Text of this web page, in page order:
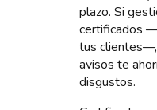
plazo. Si
certificados
tus
avisos te
disgustos.